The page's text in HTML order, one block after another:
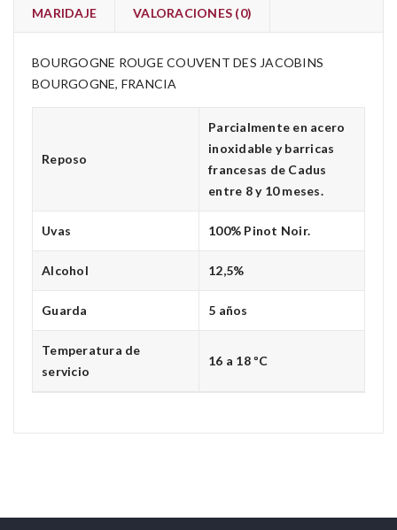
MARIDAJE VALORACIONES (0)
BOURGOGNE ROUGE COUVENT DES JACOBINS
BOURGOGNE, FRANCIA
Reposo
Parcialmente en acero
inoxidable y barricas
francesas de Cadus
entre 8 y 10 meses.
Uvas 100% Pinot Noir.
Alcohol 12,5%
Guarda 5 años
Temperatura de
servicio
16 a 18 ºC